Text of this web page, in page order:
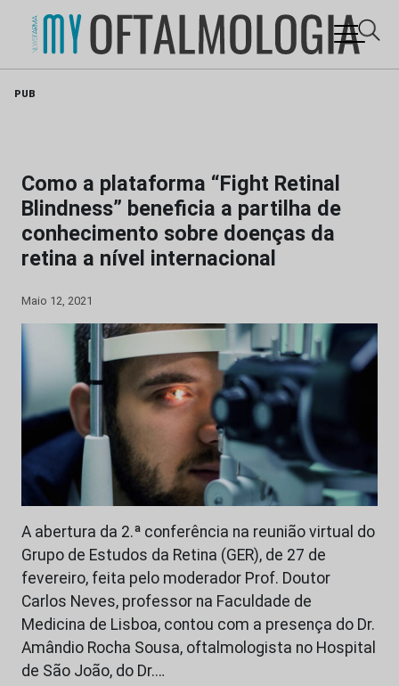
PUB
Como a plataforma “Fight Retinal
Blindness” beneficia a partilha de
conhecimento sobre doenças da
retina a nível internacional
Maio 12, 2021
A abertura da 2.ª conferência na reunião virtual do
Grupo de Estudos da Retina (GER), de 27 de
fevereiro, feita pelo moderador Prof. Doutor
Carlos Neves, professor na Faculdade de
Medicina de Lisboa, contou com a presença do Dr.
Amândio Rocha Sousa, oftalmologista no Hospital
de São João, do Dr.…